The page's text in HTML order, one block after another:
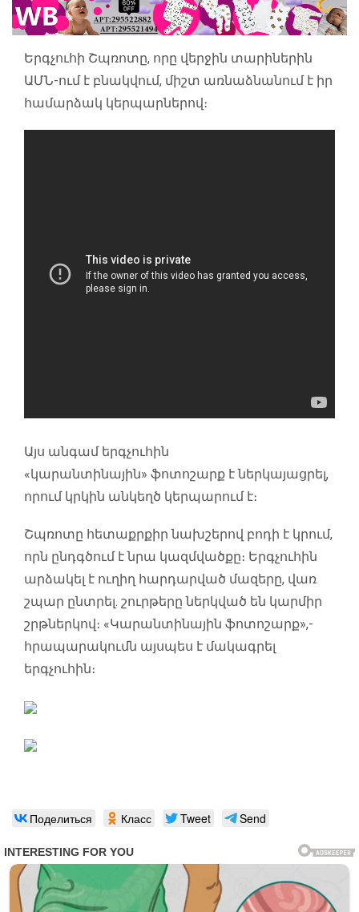
Երգչուհի Շպռոտը, որը վերջին տարիներին
ԱՄՆ-ում է բնակվում, միշտ առնաձնանում է իր
համարձակ կերպարներով։
Այս անգամ երգչուհին
«կարանտինային» ֆոտոշարք է ներկայացրել,
որում կրկին անկեղծ կերպարում է։
Շպռոտը հետաքրքիր նախշերով բոդի է կրում,
որն ընդգծում է նրա կազմվածքը։ Երգչուհին
արձակել է ուղիղ հարդարված մազերը, վառ
շպար ընտրել. շուրթերը ներկված են կարմիր
շրթներկով։ «Կարանտինային ֆոտոշարք»,-
հրապարակումն այսպես է մակագրել
երգչուհին։
Поделиться Класс Tweet Send